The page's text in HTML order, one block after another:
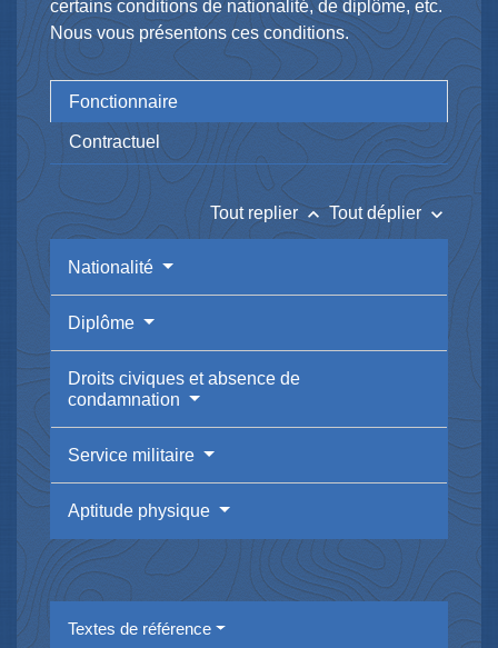
certains conditions de nationalité, de diplôme, etc.
Nous vous présentons ces conditions.
Fonctionnaire
Contractuel
Tout replier keyboard_arrow_up Tout déplier keyboard_arrow_down
Nationalité
Diplôme
Droits civiques et absence de
condamnation
Service militaire
Aptitude physique
Textes de référence